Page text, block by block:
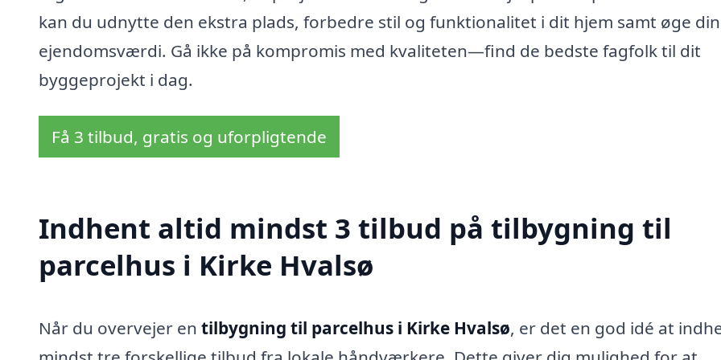
kan du udnytte den ekstra plads, forbedre stil og funktionalitet i dit hjem samt øge din
ejendomsværdi. Gå ikke på kompromis med kvaliteten—find de bedste fagfolk til dit
byggeprojekt i dag.
Få 3 tilbud, gratis og uforpligtende
Indhent altid mindst 3 tilbud på tilbygning til
parcelhus i Kirke Hvalsø
Når du overvejer en tilbygning til parcelhus i Kirke Hvalsø, er det en god idé at